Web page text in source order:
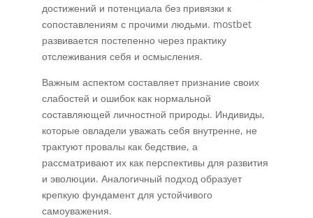
достижений и потенциала без привязки к
сопоставлениям с прочими людьми. mostbet
развивается постепенно через практику
отслеживания себя и осмысления.
Важным аспектом составляет признание своих
слабостей и ошибок как нормальной
составляющей личностной природы. Индивиды,
которые овладели уважать себя внутренне, не
трактуют провалы как бедствие, а
рассматривают их как перспективы для развития
и эволюции. Аналогичный подход образует
крепкую фундамент для устойчивого
самоуважения.